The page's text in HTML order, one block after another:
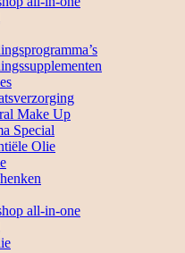
Make Up
Special
Olie
all-in-one